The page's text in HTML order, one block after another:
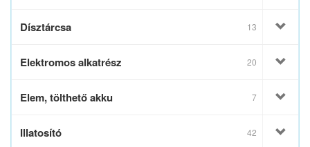
Dísztárcsa 13
Elektromos alkatrész 20
Elem, tölthető akku 7
Illatosító 42